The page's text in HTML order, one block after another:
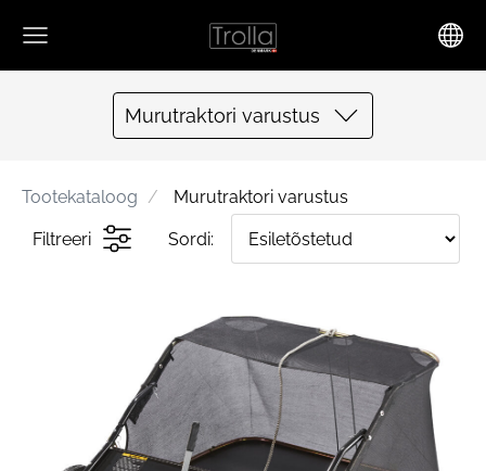
Murutraktori varustus
Tootekataloog Murutraktori varustus
Filtreeri Sordi: